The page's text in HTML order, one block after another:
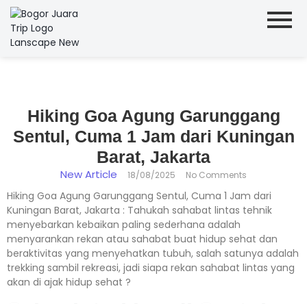
Hiking Goa Agung Garunggang
Sentul, Cuma 1 Jam dari Kuningan
Barat, Jakarta
New Article 18/08/2025 No Comments
Hiking Goa Agung Garunggang Sentul, Cuma 1 Jam dari
Kuningan Barat, Jakarta : Tahukah sahabat lintas tehnik
menyebarkan kebaikan paling sederhana adalah
menyarankan rekan atau sahabat buat hidup sehat dan
beraktivitas yang menyehatkan tubuh, salah satunya adalah
trekking sambil rekreasi, jadi siapa rekan sahabat lintas yang
akan di ajak hidup sehat ?